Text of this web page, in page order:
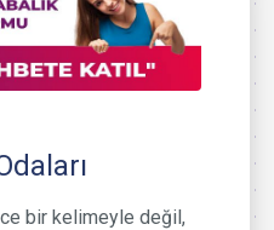
bir kelimeyle değil,